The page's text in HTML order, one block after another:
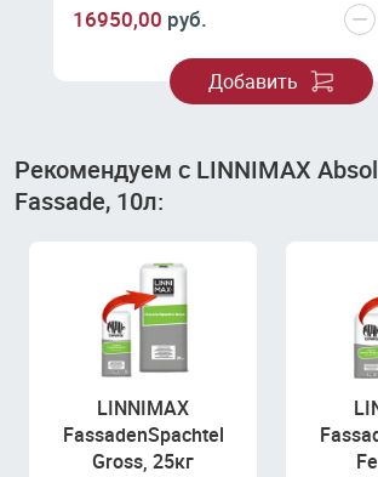
16950,00 руб. −
Добавить
Рекомендуем с LINNIMAX
Fassade, 10л:
LINNIMAX
FassadenSpachtel
Gross, 25кг